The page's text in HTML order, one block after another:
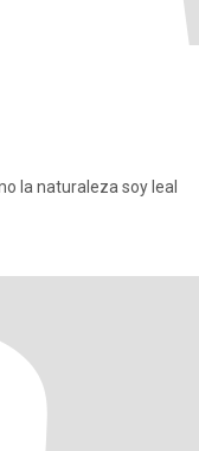
la naturaleza soy leal